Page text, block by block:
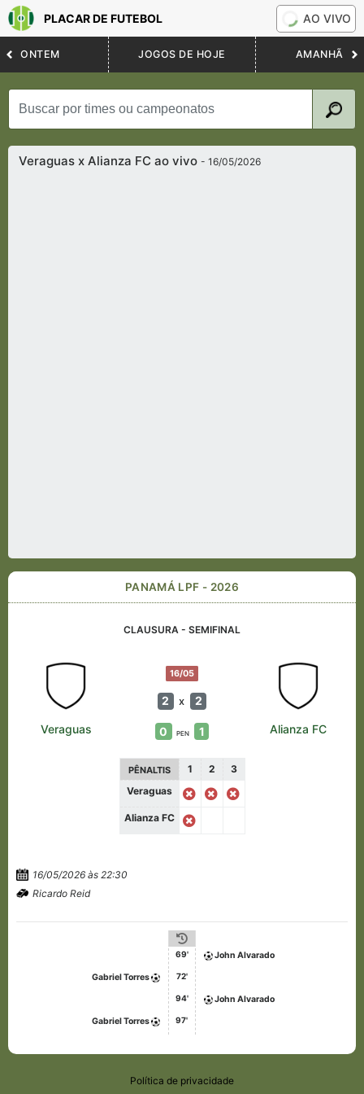
PLACAR DE FUTEBOL AO VIVO
ONTEM JOGOS DE HOJE AMANHÃ
Veraguas x Alianza FC ao vivo- 16/05/2026
PANAMÁ LPF - 2026
CLAUSURA - SEMIFINAL
16/05
2 x 2
Veraguas 0 PEN 1 Alianza FC
PÊNALTIS 1 2
3
Veraguas
Alianza FC
16/05/2026 às 22:30
Ricardo Reid
69' John Alvarado
Gabriel Torres 72'
94' John Alvarado
Gabriel Torres 97'
Política de privacidade